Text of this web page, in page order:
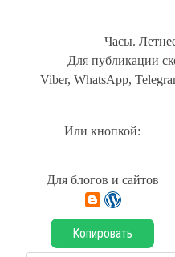
Часы.
Для публикации
Viber, WhatsApp,
Или кнопкой:
Для блогов и сайтов
Копировать